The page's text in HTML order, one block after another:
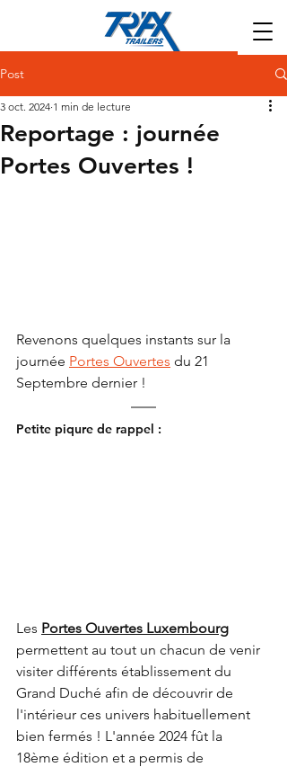
Post
Reportage : journée
Portes Ouvertes !
3 oct. 2024 1 min de lecture
Revenons quelques instants sur la
journée Portes Ouvertes du 21
Septembre dernier !
Petite piqure de rappel :
Les Portes Ouvertes Luxembourg
permettent au tout un chacun de venir
visiter différents établissement du
Grand Duché afin de découvrir de
l'intérieur ces univers habituellement
bien fermés ! L'année 2024 fût la
18ème édition et a permis de